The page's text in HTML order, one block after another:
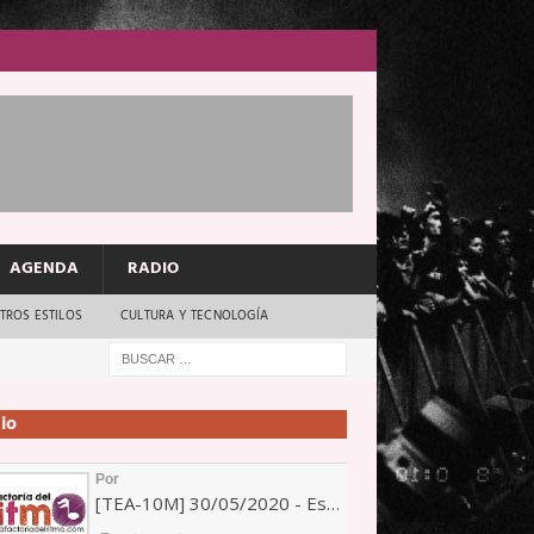
AGENDA RADIO
ESTILOS CULTURA Y TECNOLOGÍA